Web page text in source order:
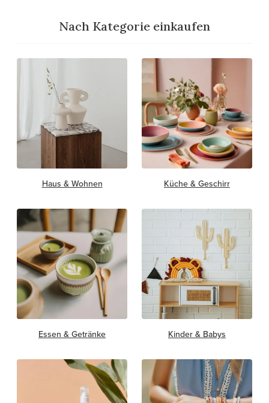
Nach Kategorie einkaufen
Haus & Wohnen Küche & Geschirr
Essen & Getränke Kinder & Babys